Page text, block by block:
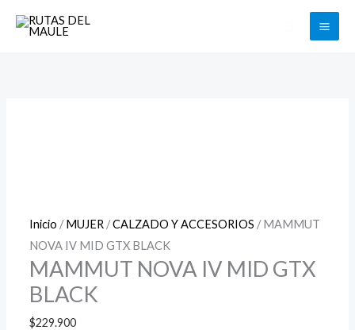
Buscar
Inicio /MUJER /CALZADO Y ACCESORIOS / MAMMUT
NOVA IV MID GTX BLACK
MAMMUT NOVA IV MID GTX
BLACK
$229.900